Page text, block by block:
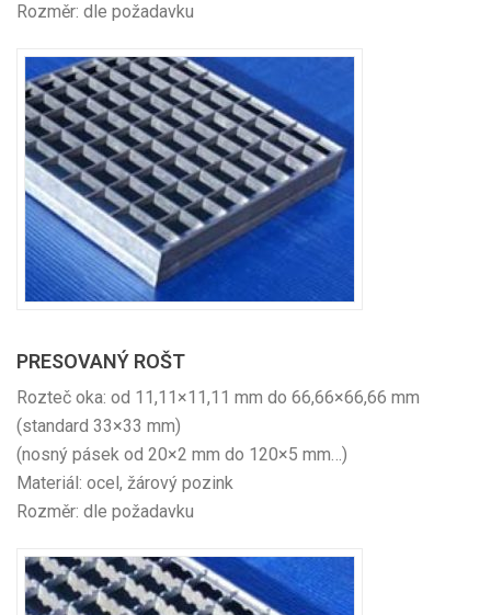
Rozměr: dle požadavku
PRESOVANÝ ROŠT
Rozteč oka: od 11,11×11,11 mm do 66,66×66,66 mm
(standard 33×33 mm)
(nosný pásek od 20×2 mm do 120×5 mm…)
Materiál: ocel, žárový pozink
Rozměr: dle požadavku